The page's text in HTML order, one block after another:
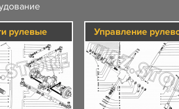
рулевые Управление